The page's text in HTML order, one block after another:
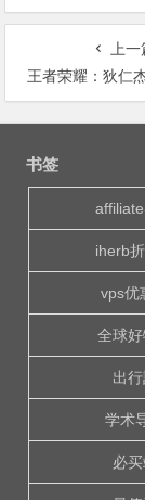
上一
王者荣耀：狄仁杰重做怎么出
文
书签
iherb
vps优
全球
出
学术
必